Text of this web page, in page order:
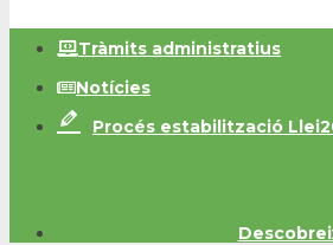
Tràmits administratius
Notícies
Procés estabilització